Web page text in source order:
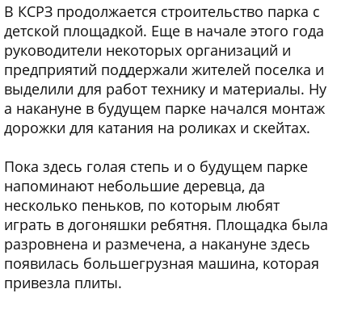
В КСРЗ продолжается строительство парка с
детской площадкой. Еще в начале этого года
руководители некоторых организаций и
предприятий поддержали жителей поселка и
выделили для работ технику и материалы. Ну
а накануне в будущем парке начался монтаж
дорожки для катания на роликах и скейтах.
Пока здесь голая степь и о будущем парке
напоминают небольшие деревца, да
несколько пеньков, по которым любят
играть в догоняшки ребятня. Площадка была
разровнена и размечена, а накануне здесь
появилась большегрузная машина, которая
привезла плиты.